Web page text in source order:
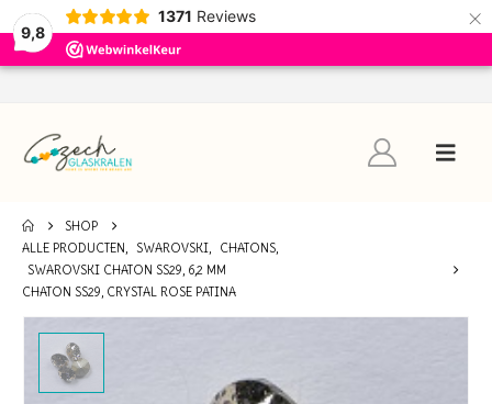
9,8
1371 Reviews ×
SHOP
ALLE PRODUCTEN, SWAROVSKI, CHATONS,
SWAROVSKI CHATON SS29, 6,2 MM
CHATON SS29, CRYSTAL ROSE PATINA